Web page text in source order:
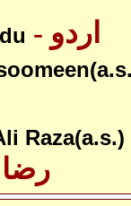
- اردو
Raza(a.s.)
رضا